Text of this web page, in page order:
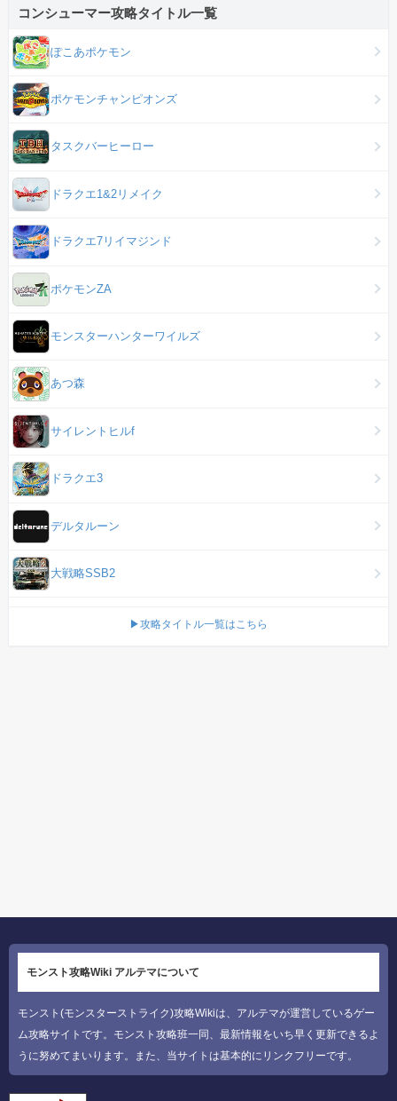
コンシューマー攻略タイトル一覧
ぽこあポケモン
ポケモンチャンピオンズ
タスクバーヒーロー
ドラクエ1&2リメイク
ドラクエ7リイマジンド
ポケモンZA
モンスターハンターワイルズ
あつ森
サイレントヒルf
ドラクエ3
デルタルーン
大戦略SSB2
▶攻略タイトル一覧はこちら
モンスト攻略Wiki アルテマについて
モンスト(モンスターストライク)攻略Wikiは、アルテマが運営しているゲー
ム攻略サイトです。モンスト攻略班一同、最新情報をいち早く更新できるよ
うに努めてまいります。また、当サイトは基本的にリンクフリーです。